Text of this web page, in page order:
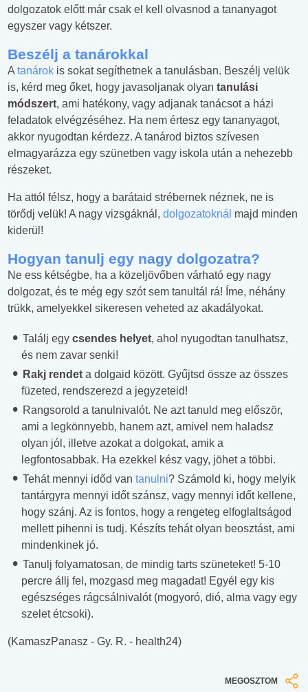
dolgozatok előtt már csak el kell olvasnod a tananyagot
egyszer vagy kétszer.
Beszélj a tanárokkal
A tanárok is sokat segíthetnek a tanulásban. Beszélj velük
is, kérd meg őket, hogy javasoljanak olyan tanulási
módszert, ami hatékony, vagy adjanak tanácsot a házi
feladatok elvégzéséhez. Ha nem értesz egy tananyagot,
akkor nyugodtan kérdezz. A tanárod biztos szívesen
elmagyarázza egy szünetben vagy iskola után a nehezebb
részeket.
Ha attól félsz, hogy a barátaid strébernek néznek, ne is
törődj velük! A nagy vizsgáknál, dolgozatoknál majd minden
kiderül!
Hogyan tanulj egy nagy dolgozatra?
Ne ess kétségbe, ha a közeljövőben várható egy nagy
dolgozat, és te még egy szót sem tanultál rá! Íme, néhány
trükk, amelyekkel sikeresen veheted az akadályokat.
Találj egy csendes helyet, ahol nyugodtan tanulhatsz,
és nem zavar senki!
Rakj rendet a dolgaid között. Gyűjtsd össze az összes
füzeted, rendszerezd a jegyzeteid!
Rangsorold a tanulnivalót. Ne azt tanuld meg először,
ami a legkönnyebb, hanem azt, amivel nem haladsz
olyan jól, illetve azokat a dolgokat, amik a
legfontosabbak. Ha ezekkel kész vagy, jöhet a többi.
Tehát mennyi időd van tanulni? Számold ki, hogy melyik
tantárgyra mennyi időt szánsz, vagy mennyi időt kellene,
hogy szánj. Az is fontos, hogy a rengeteg elfoglaltságod
mellett pihenni is tudj. Készíts tehát olyan beosztást, ami
mindenkinek jó.
Tanulj folyamatosan, de mindig tarts szüneteket! 5-10
percre állj fel, mozgasd meg magadat! Egyél egy kis
egészséges rágcsálnivalót (mogyoró, dió, alma vagy egy
szelet étcsoki).
(KamaszPanasz - Gy. R. - health24)
MEGOSZTOM